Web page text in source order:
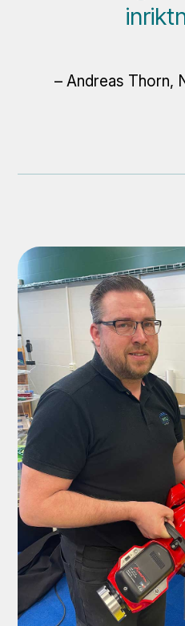
– Andreas Thorn,